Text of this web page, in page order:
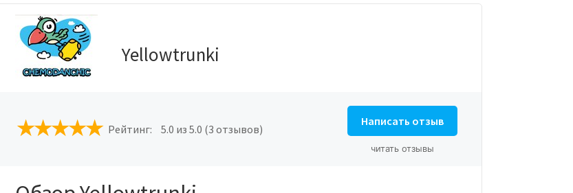
Yellowtrunki
Рейтинг: 5.0 из 5.0 (3 отзывов)
Написать отзыв
читать отзывы